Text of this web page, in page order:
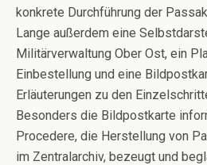
konkrete Durchführung der
Lange außerdem eine
Militärverwaltung Ober Ost, ein
Einbestellung und eine
Erläuterungen zu den
Besonders die Bildpostkarte
Procedere, die Herstellung von
im Zentralarchiv, bezeugt und